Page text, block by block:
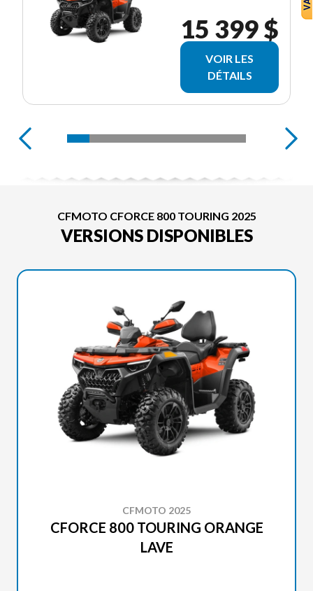
15 399 $
VOIR LES
DÉTAILS
CFMOTO CFORCE 800 TOURING 2025
VERSIONS DISPONIBLES
CFMOTO 2025
CFORCE 800 TOURING ORANGE
LAVE